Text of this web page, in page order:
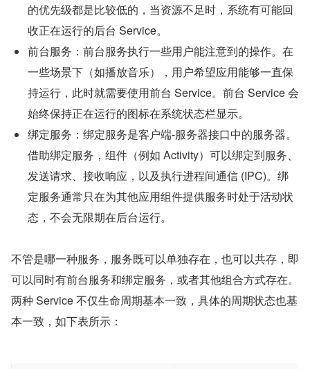
的优先级都是比较低的，当资源不足时，系统有可能回
收正在运行的后台 Service。
前台服务：前台服务执行一些用户能注意到的操作。在
一些场景下（如播放音乐），用户希望应用能够一直保
持运行，此时就需要使用前台 Service。前台 Service 会
始终保持正在运行的图标在系统状态栏显示。
绑定服务：绑定服务是客户端-服务器接口中的服务器。
借助绑定服务，组件（例如 Activity）可以绑定到服务、
发送请求、接收响应，以及执行进程间通信 (IPC)。绑
定服务通常只在为其他应用组件提供服务时处于活动状
态，不会无限期在后台运行。
不管是哪一种服务，服务既可以单独存在，也可以共存，即
可以同时有前台服务和绑定服务，或者其他组合方式存在。
两种 Service 不仅生命周期基本一致，具体的周期状态也基
本一致，如下表所示：